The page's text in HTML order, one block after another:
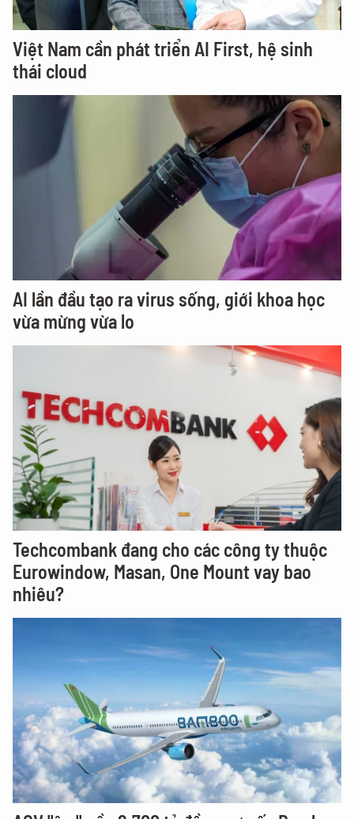
Việt Nam cần phát triển AI First, hệ sinh
thái cloud
AI lần đầu tạo ra virus sống, giới khoa học
vừa mừng vừa lo
Techcombank đang cho các công ty thuộc
Eurowindow, Masan, One Mount vay bao
nhiêu?